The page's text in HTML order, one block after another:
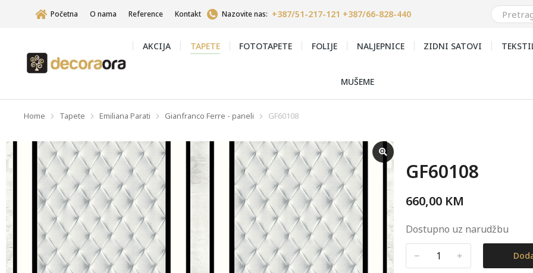
Početna O nama Reference Kontakt Nazovite nas: +387/51-217-121 +387/66-828-440
AKCIJA TAPETE FOTOTAPETE FOLIJE NALJEPNICE ZIDNI SATOVI
MUŠEME
You are here:
Home Tapete Emiliana Parati Gianfranco Ferre - paneli GF60108
GF60108
660,00 KM
Dostupno uz narudžbu
﹣ ﹢